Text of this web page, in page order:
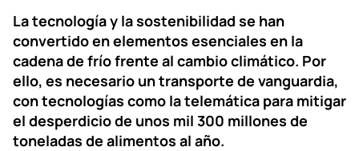
La tecnología y la sostenibilidad se han
convertido en elementos esenciales en la
cadena de frío frente al cambio climático. Por
ello, es necesario un transporte de vanguardia,
con tecnologías como la telemática para mitigar
el desperdicio de unos mil 300 millones de
toneladas de alimentos al año.